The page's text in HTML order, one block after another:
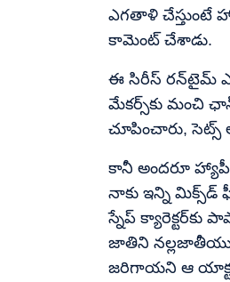
ఎగతాళి చేస్తుంటే
కామెంట్ చేశాడు.
ఈ సిరీస్ రన్‌టైమ్
మేకర్స్‌కు మంచి
చూపించారు,
కానీ అందరూ
నాకు ఇన్ని మిక్స్‌డ్
స్నేప్ క్యారెక్టర్‌కు
జాతిని
జరిగాయని ఆ